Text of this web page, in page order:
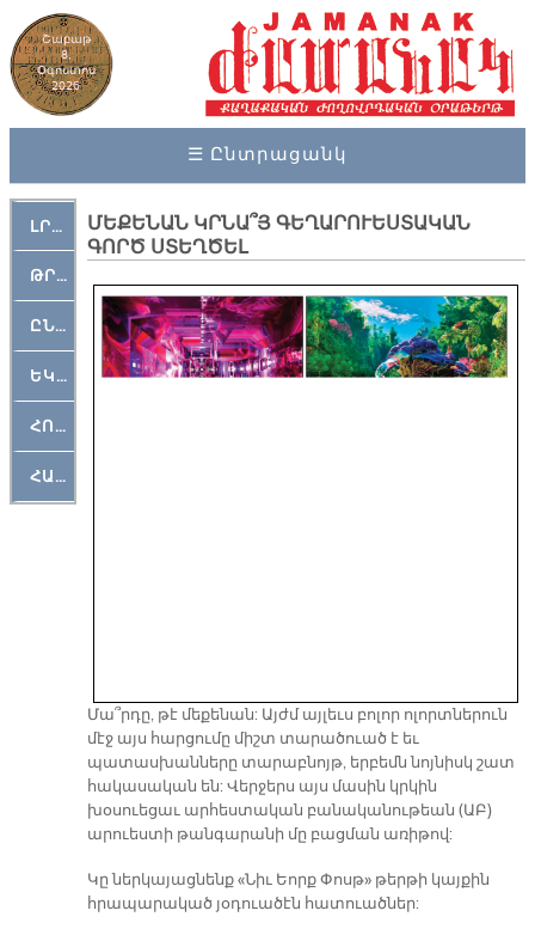
Շաբաթ
8,
Օգոստոս
2026
☰ Ընտրացանկ
ԼՐԱՀՈՍ
ԹՐՔԱՀԱՅ ԿԵԱՆՔ
ԸՆԿԵՐԱՄՇԱԿՈՒԹԱՅԻՆ
ԵԿԵՂԵՑԱԿԱՆ
ՀՈԳԵՄՏԱՒՈՐ
ՀԱՐԹԱԿ
ՄԵՔԵՆԱՆ ԿՐՆԱ՞Յ ԳԵՂԱՐՈՒԵՍՏԱԿԱՆ
ԳՈՐԾ ՍՏԵՂԾԵԼ
Մա՞րդը, թէ մեքենան: Այժմ այլեւս բոլոր ոլորտներուն
մէջ այս հարցումը միշտ տարածուած է եւ
պատասխանները տարաբնոյթ, երբեմն նոյնիսկ շատ
հակասական են: Վերջերս այս մասին կրկին
խօսուեցաւ արհեստական բանականութեան (ԱԲ)
արուեստի թանգարանի մը բացման առիթով:
Կը ներկայացնենք «Նիւ Եորք Փոսթ» թերթի կայքին
հրապարակած յօդուածէն հատուածներ: